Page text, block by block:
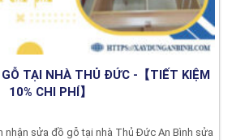
TẠI NHÀ THỦ ĐỨC -【TIẾT KIỆM
10% CHI PHÍ】
nhận sửa đồ gỗ tại nhà Thủ Đức An Bình sửa